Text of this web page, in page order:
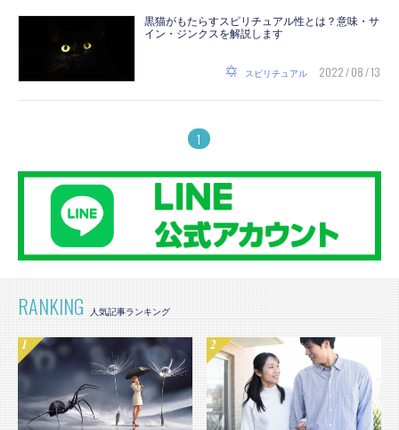
黒猫がもたらすスピリチュアル性とは？意味・サ
イン・ジンクスを解説します
スピリチュアル 2022 / 08 / 13
1
RANKING